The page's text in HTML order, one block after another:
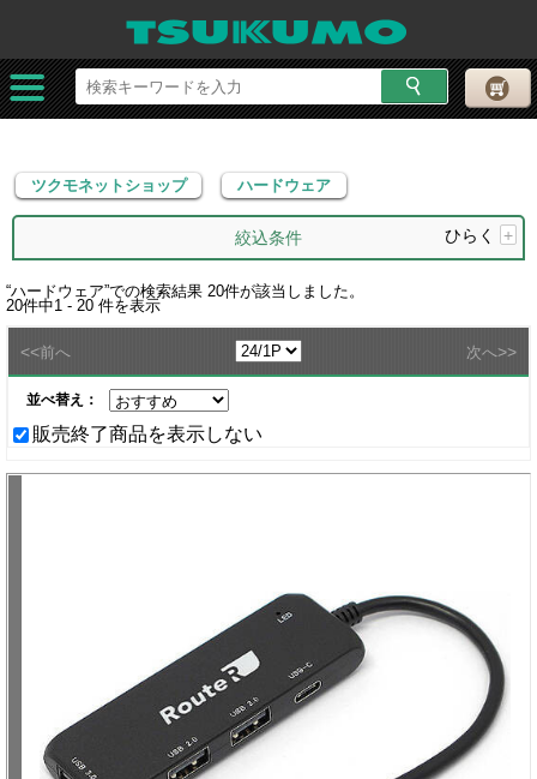
ツクモネットショップ ハードウェア
ツクモネットショップ ハードウェア
絞込条件 ひらく +
“ハードウェア”での検索結果 20件が該当しました。
20件中1 - 20 件を表示
<<前へ 次へ>>
並べ替え：
販売終了商品を表示しない